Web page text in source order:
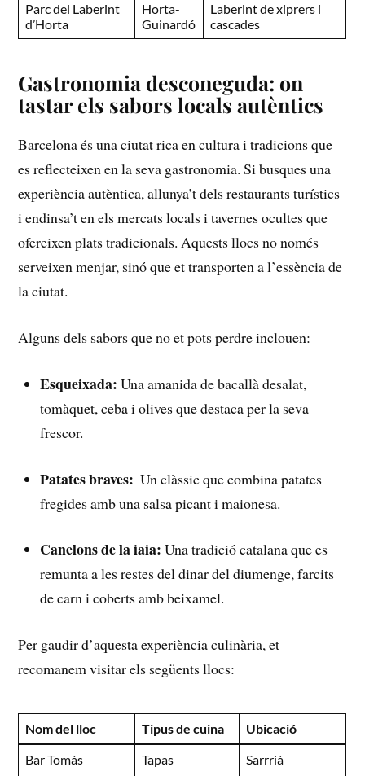
Parc del Laberint
d’Horta
Horta-
Guinardó
Laberint⁢ de xiprers‌ i
cascades
Gastronomia desconeguda: on
tastar‍ els ⁢sabors locals autèntics
Barcelona és una ciutat ⁢rica en cultura ⁣i tradicions que
es reflecteixen en la seva gastronomia. Si busques⁣ una
experiència autèntica, allunya’t‌ dels restaurants turístics
i​ endinsa’t en ⁤els mercats⁢ locals⁢ i tavernes ocultes ⁣que
⁤ofereixen plats tradicionals. Aquests llocs no només
serveixen menjar, sinó que ‍et⁤ transporten⁢ a l’essència de
la ⁤ciutat.
Alguns‌ dels sabors que⁢ no et⁤ pots perdre inclouen:
Esqueixada: Una amanida​ de⁤ bacallà desalat,
tomàquet, ceba i olives⁤ que destaca per la seva
frescor.
Patates braves: ‌ Un​ clàssic que⁣ combina patates
fregides​ amb una salsa​ picant ‍i ‍maionesa.
Canelons de la iaia: ⁤Una⁢ tradició​ catalana ‍que​ es⁤
remunta⁤ a les restes del⁤ dinar del diumenge, ⁢farcits
‍de ‌carn i coberts ​amb beixamel.
Per ‍gaudir⁣ d’aquesta experiència culinària, et
recomanem visitar els següents llocs:
Nom ‍del lloc Tipus de ‍cuina
Ubicació
Bar Tomás
Tapas
Sarrrià